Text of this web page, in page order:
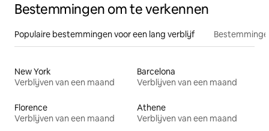
Bestemmingen om te verkennen
Populaire bestemmingen voor een lang verblijf
New York
Verblijven van een maand
Barcelona
Verblijven van een maand
Florence
Verblijven van een maand
Athene
Verblijven van een maand